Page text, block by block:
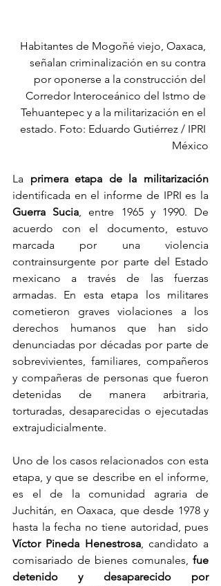
Habitantes de Mogoñé viejo, Oaxaca,
señalan criminalización en su contra
por oponerse a la construcción del
Corredor Interoceánico del Istmo de
Tehuantepec y a la militarización en el
estado. Foto: Eduardo Gutiérrez / IPRI
México
La primera etapa de la militarización
Guerra Sucia, entre 1965 y 1990. De
acuerdo con el documento, estuvo
marcada por una violencia
contrainsurgente por parte del Estado
mexicano a través de las fuerzas
armadas. En esta etapa los militares
cometieron graves violaciones a los
derechos humanos que han sido
denunciadas por décadas por parte de
sobrevivientes, familiares, compañeros
y compañeras de personas que fueron
detenidas de manera arbitraria,
torturadas, desaparecidas o ejecutadas
extrajudicialmente.
Uno de los casos relacionados con esta
etapa, y que se describe en el informe,
es el de la comunidad agraria de
Juchitán, en Oaxaca, que desde 1978 y
Víctor Pineda Henestrosa, candidato a
comisariado de bienes comunales, fue
detenido y desaparecido por